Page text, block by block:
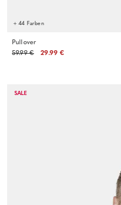
+ 44 Farben
Pullover
59.99 €
29.99 €
SALE